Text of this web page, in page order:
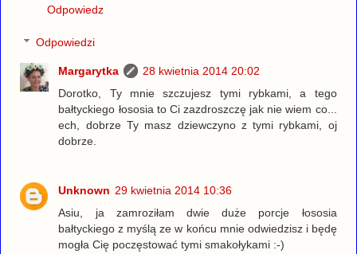
Odpowiedz
Odpowiedzi
Margarytka
28 kwietnia 2014 20:02
Dorotko, Ty mnie szczujesz tymi rybkami, a tego
bałtyckiego łososia to Ci zazdroszczę jak nie wiem co...
ech, dobrze Ty masz dziewczyno z tymi rybkami, oj
dobrze.
Unknown 29 kwietnia 2014 10:36
Asiu, ja zamroziłam dwie duże porcje łososia
bałtyckiego z myślą ze w końcu mnie odwiedzisz i będę
mogła Cię poczęstować tymi smakołykami :-)